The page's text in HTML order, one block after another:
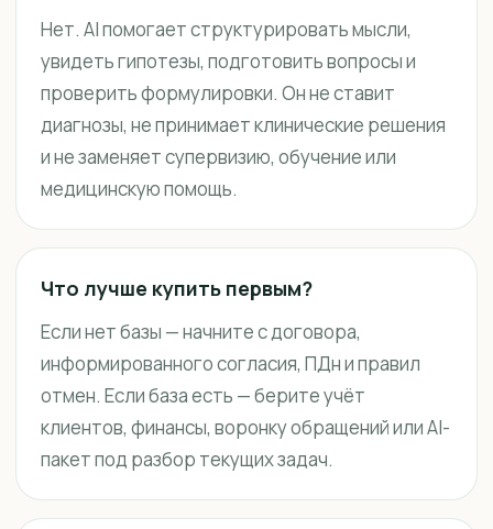
Нет. AI помогает структурировать мысли,
увидеть гипотезы, подготовить вопросы и
проверить формулировки. Он не ставит
диагнозы, не принимает клинические решения
и не заменяет супервизию, обучение или
медицинскую помощь.
Что лучше купить первым?
Если нет базы — начните с договора,
информированного согласия, ПДн и правил
отмен. Если база есть — берите учёт
клиентов, финансы, воронку обращений или AI-
пакет под разбор текущих задач.